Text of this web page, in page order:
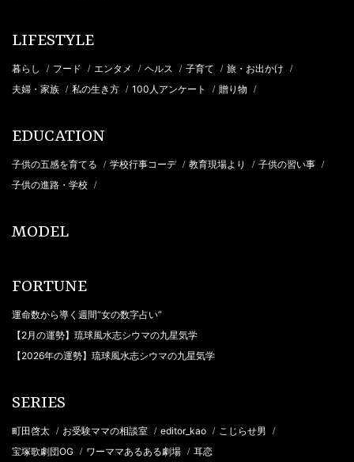
LIFESTYLE
暮らし / フード / エンタメ / ヘルス / 子育て / 旅・お出かけ /
夫婦・家族 / 私の生き方 / 100人アンケート / 贈り物 /
EDUCATION
子供の五感を育てる / 学校行事コーデ / 教育現場より / 子供の習い事 /
子供の進路・学校 /
MODEL
FORTUNE
運命数から導く週間“女の数字占い”
【2月の運勢】琉球風水志シウマの九星気学
【2026年の運勢】琉球風水志シウマの九星気学
SERIES
町田啓太 / お受験ママの相談室 / editor_kao / こじらせ男 /
宝塚歌劇団OG / ワーママあるある劇場 / 耳恋